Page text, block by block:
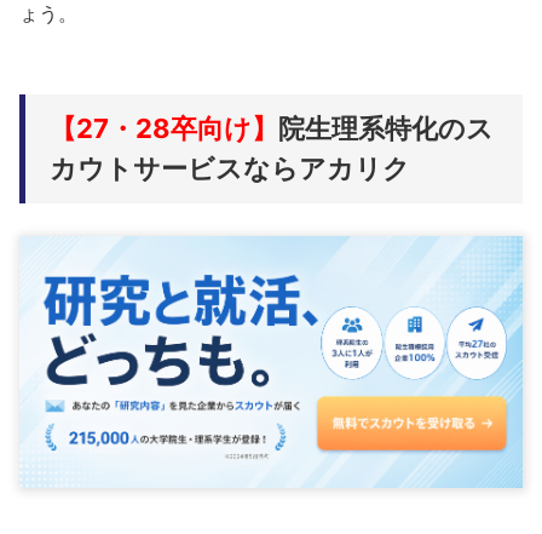
ょう。
【27・28卒向け】
院生理系特化のス
カウトサービスならアカリク